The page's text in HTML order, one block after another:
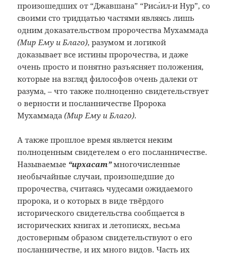
произошедших от “Джавшана” “Риса́ил-и Нур”, со
своими сто тридцатью частями являясь лишь
одним доказательством пророчества Мухаммада
(Мир Ему и Благо), разумом и логикой
доказывает все истины пророчества, и даже
очень просто и понятно разъясняет положения,
которые на взгляд философов очень далеки от
разума, – что также полноценно свидетельствует
о верности и посланничестве Пророка
Мухаммада(Мир Ему и Благо).
А также прошлое время является неким
полноценным свидетелем о его посланничестве.
Называемые “ирхасат”многочисленные
необычайные случаи, произошедшие до
пророчества, считаясь чудесами ожидаемого
пророка, и о которых в виде твёрдого
исторического свидетельства сообщается в
исторических книгах и летописях, весьма
достоверным образом свидетельствуют о его
посланничестве, и их много видов. Часть их